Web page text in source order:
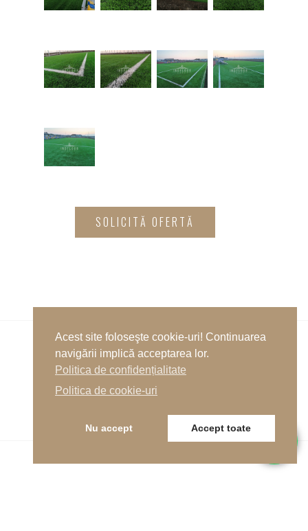
SOLICITĂ OFERTĂ
Anterior
Acest site foloseşte cookie-uri! Continuarea
navigării implică acceptarea lor.
Politica de confidențialitate
Politica de cookie-uri
Nu accept Accept toate